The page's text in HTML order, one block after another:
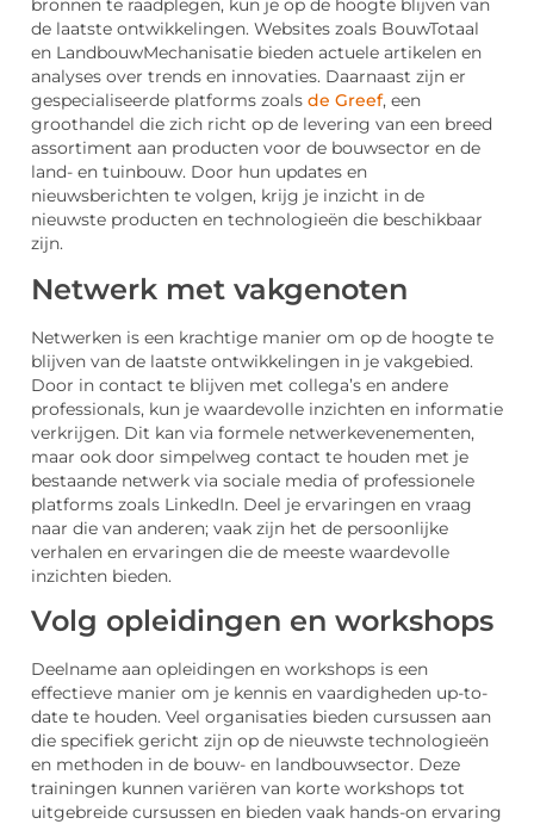
bronnen te raadplegen, kun je op de hoogte blijven van
de laatste ontwikkelingen. Websites zoals BouwTotaal
en LandbouwMechanisatie bieden actuele artikelen en
analyses over trends en innovaties. Daarnaast zijn er
gespecialiseerde platforms zoals de Greef, een
groothandel die zich richt op de levering van een breed
assortiment aan producten voor de bouwsector en de
land- en tuinbouw. Door hun updates en
nieuwsberichten te volgen, krijg je inzicht in de
nieuwste producten en technologieën die beschikbaar
zijn.
Netwerk met vakgenoten
Netwerken is een krachtige manier om op de hoogte te
blijven van de laatste ontwikkelingen in je vakgebied.
Door in contact te blijven met collega’s en andere
professionals, kun je waardevolle inzichten en informatie
verkrijgen. Dit kan via formele netwerkevenementen,
maar ook door simpelweg contact te houden met je
bestaande netwerk via sociale media of professionele
platforms zoals LinkedIn. Deel je ervaringen en vraag
naar die van anderen; vaak zijn het de persoonlijke
verhalen en ervaringen die de meeste waardevolle
inzichten bieden.
Volg opleidingen en workshops
Deelname aan opleidingen en workshops is een
effectieve manier om je kennis en vaardigheden up-to-
date te houden. Veel organisaties bieden cursussen aan
die specifiek gericht zijn op de nieuwste technologieën
en methoden in de bouw- en landbouwsector. Deze
trainingen kunnen variëren van korte workshops tot
uitgebreide cursussen en bieden vaak hands-on ervaring